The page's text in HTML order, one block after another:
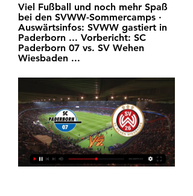
Viel Fußball und noch mehr Spaß
bei den SVWW-Sommercamps ·
Auswärtsinfos: SVWW gastiert in
Paderborn ... Vorbericht: SC
Paderborn 07 vs. SV Wehen
Wiesbaden ...